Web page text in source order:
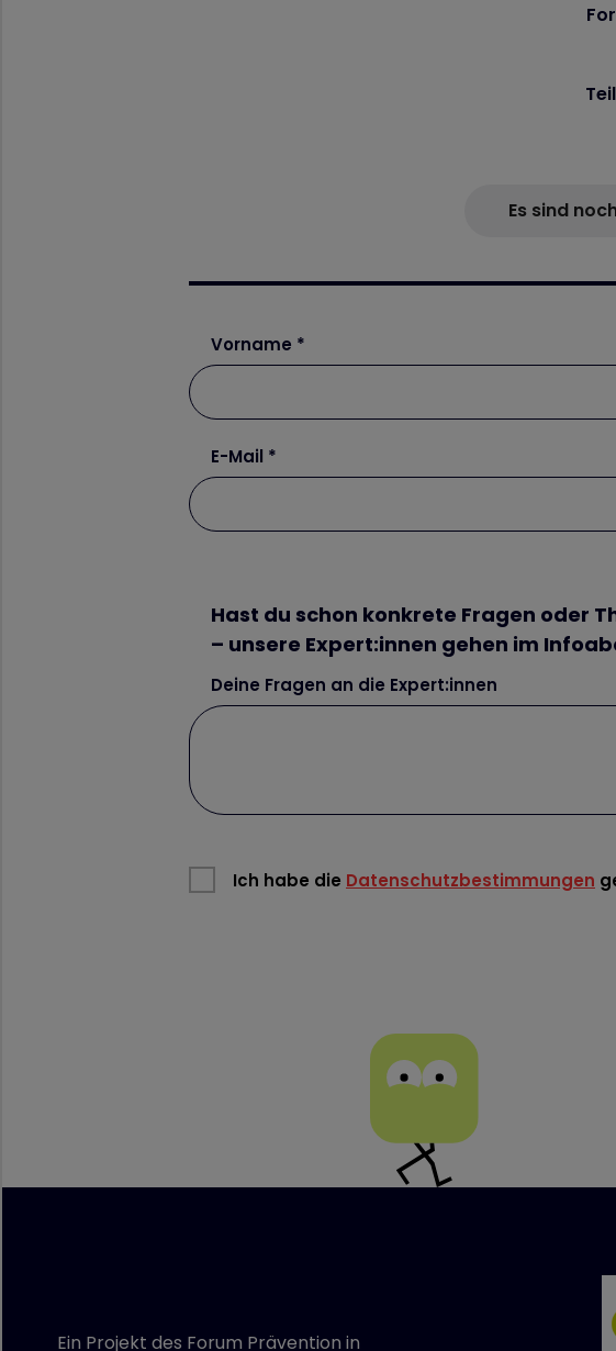
Es sind
Vorname
E-Mail
Hast du schon konkrete Fragen oder
– unsere Expert:innen gehen im
Deine Fragen an die Expert:innen
Ich habe die Datenschutzbestimmungen
Ein Projekt des Forum Prävention in